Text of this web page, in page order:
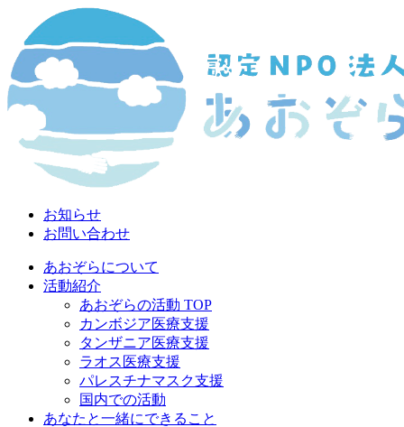
お知らせ
お問い合わせ
あおぞらについて
活動紹介
あおぞらの活動 TOP
カンボジア医療支援
タンザニア医療支援
ラオス医療支援
パレスチナマスク支援
国内での活動
あなたと一緒にできること